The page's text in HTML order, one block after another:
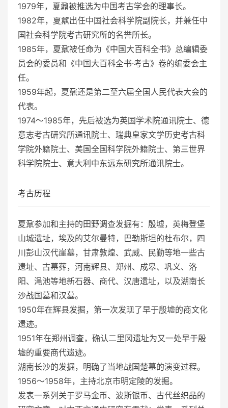
1979年，夏鼐被推选为中国考古学会的理事长。
1982年，夏鼐出任中国社会科学院副院长，并兼任中
国社会科学院考古研究所的名誉所长。
1985年，夏鼐被任命为《中国大百科全书》总编辑委
员会的委员和《中国大百科全书·考古》卷的编委会主
任。
1959年起，夏鼐还是第二至六届全国人民代表大会的
代表。
1974～1985年，先后被选为英国学术院通讯院士、德
意志考古研究所通讯院士、瑞典皇家文学历史考古科
学院外籍院士、美国全国科学院外籍院士、第三世界
科学院院士、意大利中东远东研究所通讯院士。
考古历程
夏鼐参加和主持的田野调查发掘有：殷墟，英梅登堡
山城遗址，埃及的艾尔曼特，巴勒斯坦的杜布尔，四
川彭山汉代崖墓，甘肃敦煌、武威、民勤等地一些古
遗址、古墓葬，河南辉县、郑州、成皋、巩义、洛
阳、渑池等地新石器、商代、汉唐遗址，以及湖南长
沙战国墓和汉墓。
1950年在辉县发掘，第一次发现了早于殷墟的商文化
遗迹。
1951年在郑州调查，确认二里冈遗址为又一处早于殷
墟的重要商代遗迹。
湖南长沙的发掘，明确了当地战国楚墓的演变过程。
1956～1958年，主持北京市明定陵的发掘。
发表一系列关于罗马金币、波斯银币、古代丝织品的